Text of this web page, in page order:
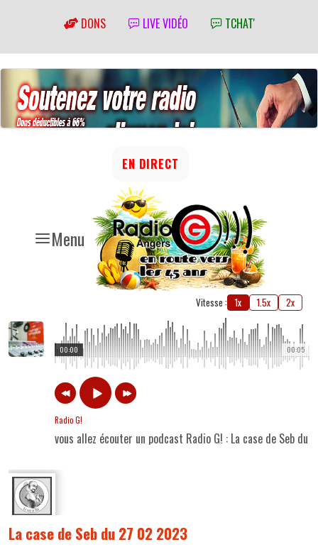
DONS LIVE VIDÉO TCHAT'
Menu
EN DIRECT
Vitesse : 1x 1.5x 2x
00:05
00:00
Radio G!
vous allez écouter un podcast Radio G! : La case de Seb du
La case de Seb du 27 02 2023